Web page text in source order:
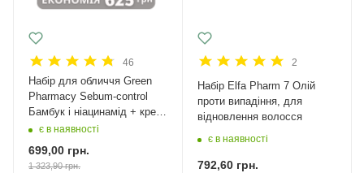
46
Набір для обличчя Green
Рharmacy Sebum-control
Бамбук і ніацинамід + крем
з SPF 50
є в наявності
699,00 грн.
1 323,90грн.
2
Набір Elfa Pharm 7 Олій
проти випадіння, для
відновлення волосся
є в наявності
792,60 грн.